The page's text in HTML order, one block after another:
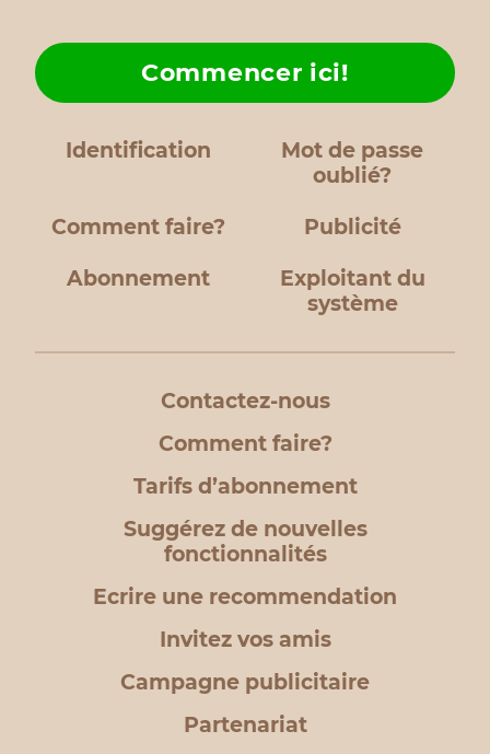
Identification
Mot de passe
oublié?
Comment faire?
Commencer ici!
Publicité
Abonnement
Exploitant du
système
Contactez-nous
Comment faire?
Tarifs d’abonnement
Suggérez de nouvelles
fonctionnalités
Ecrire une recommendation
Invitez vos amis
Campagne publicitaire
Partenariat